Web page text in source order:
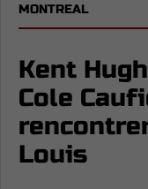
MONTREAL
Kent
Cole
Louis